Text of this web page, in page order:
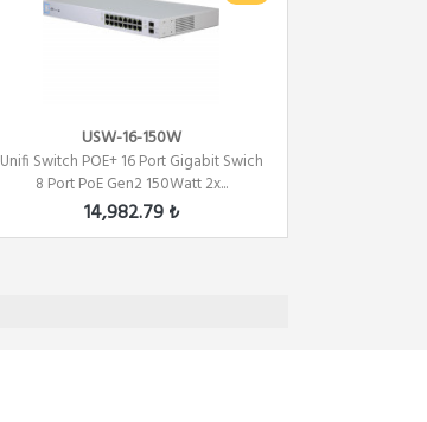
USW-16-150W
Unifi Switch POE+ 16 Port Gigabit Swich
8 Port PoE Gen2 150Watt 2x...
14,982.79 ₺